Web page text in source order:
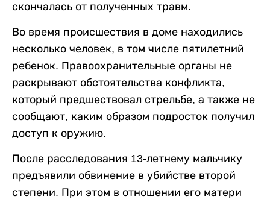
скончалась от полученных травм.
Во время происшествия в доме находились
несколько человек, в том числе пятилетний
ребенок. Правоохранительные органы не
раскрывают обстоятельства конфликта,
который предшествовал стрельбе, а также не
сообщают, каким образом подросток получил
доступ к оружию.
После расследования 13-летнему мальчику
предъявили обвинение в убийстве второй
степени. При этом в отношении его матери